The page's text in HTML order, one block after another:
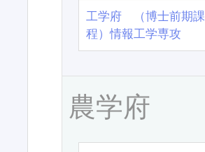
工学府 （博士前期課
程）情報工学専攻
農学府